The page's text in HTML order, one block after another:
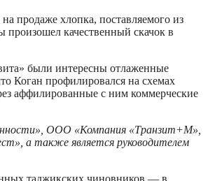
продаже хлопка, поставляемого из
произошел качественный скачок в
были интересны отлаженные
Коган профилировался на схемах
аффилированные с ним коммерческие
ООО «Компания «Транзит+М»,
а также является руководителем